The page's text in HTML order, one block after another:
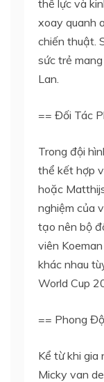
thể lực và
xoay quanh
chiến thuật.
sức trẻ
Lan.
== Đối Tác
Trong đội
thể kết hợp
hoặc
nghiệm của
tạo nên bộ
viên
khác nhau
World Cup
== Phong
Kể từ khi gia
Micky van